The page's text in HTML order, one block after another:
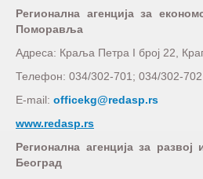
Регионална агенција за
Поморавља
Адреса: Краља Петра I број 22,
Телефон: 034/302-701; 034/302-702
E-mail: officekg@redasp.rs
www.redasp.rs
Регионална агенција за развој
Београд